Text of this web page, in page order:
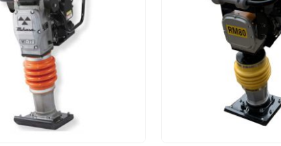
Đơn
8.5kg
1 cái
1 cái
1 cái